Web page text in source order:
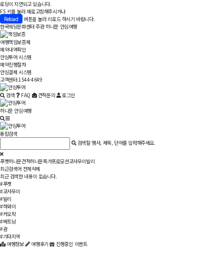
로딩이 지연되고 있습니다.
F5 키를 눌러 새로고침해주시거나
Reload
버튼을 눌러 리로드 하시기 바랍니다.
한국웨딩문화센터 주관허니문 안심여행
여행책임보증제
예약내역확인
안심투어 시스템
예약진행절차
안심결제 시스템
고객센터 1544-4649
검색 FAQ 견적문의 로그인
허니문 안심여행
통합검색
검색할 행사, 제목, 단어를 입력해주세요.
푸켓허니문견적허니문특가프로모션코사무이발리
최근검색어 전체삭제
최근 검색한 내용이 없습니다.
#푸켓
#코사무이
#발리
#하와이
#카오락
#베트남
#괌
#기타지역
여행정보
여행후기 진행중인 이벤트